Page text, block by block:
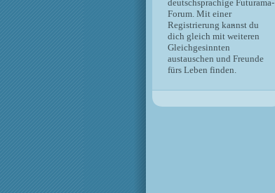
deutschsprachige Futurama-
Forum. Mit einer
Registrierung kannst du
dich gleich mit weiteren
Gleichgesinnten
austauschen und Freunde
fürs Leben finden.